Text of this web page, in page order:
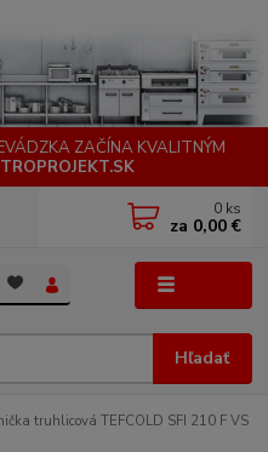
ZAČÍNA KVALITNÝM
Hľadať
0 ks
za 0,00 €
truhlicová TEFCOLD SFI 210 F VS